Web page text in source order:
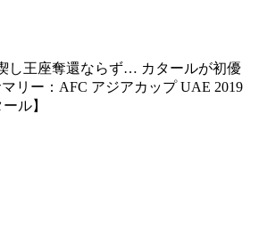
し王座奪還ならず… カタールが初優
リー：AFC アジアカップ UAE 2019
ル】